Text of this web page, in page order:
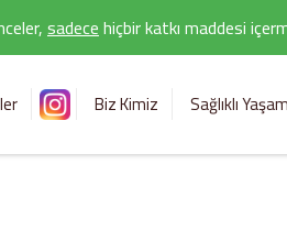
sadecehiçbir katkı maddesi
Biz Kimiz Sağlıklı Yaşam